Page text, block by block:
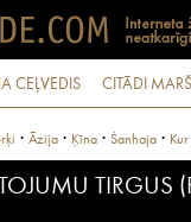
CEĻVEDIS CITĀDI
· Āzija · Ķīna · Šanhaja ·
TIRGUS